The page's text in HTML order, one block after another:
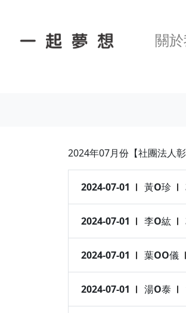
關
2024年07月份【社團法人
2024-07-01 黃O珍
2024-07-01 李O紘
2024-07-01 葉OO儀
2024-07-01 湯O泰